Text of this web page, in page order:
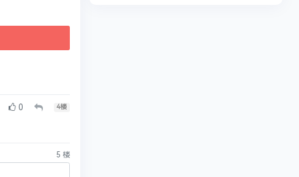
0 4楼
5 楼